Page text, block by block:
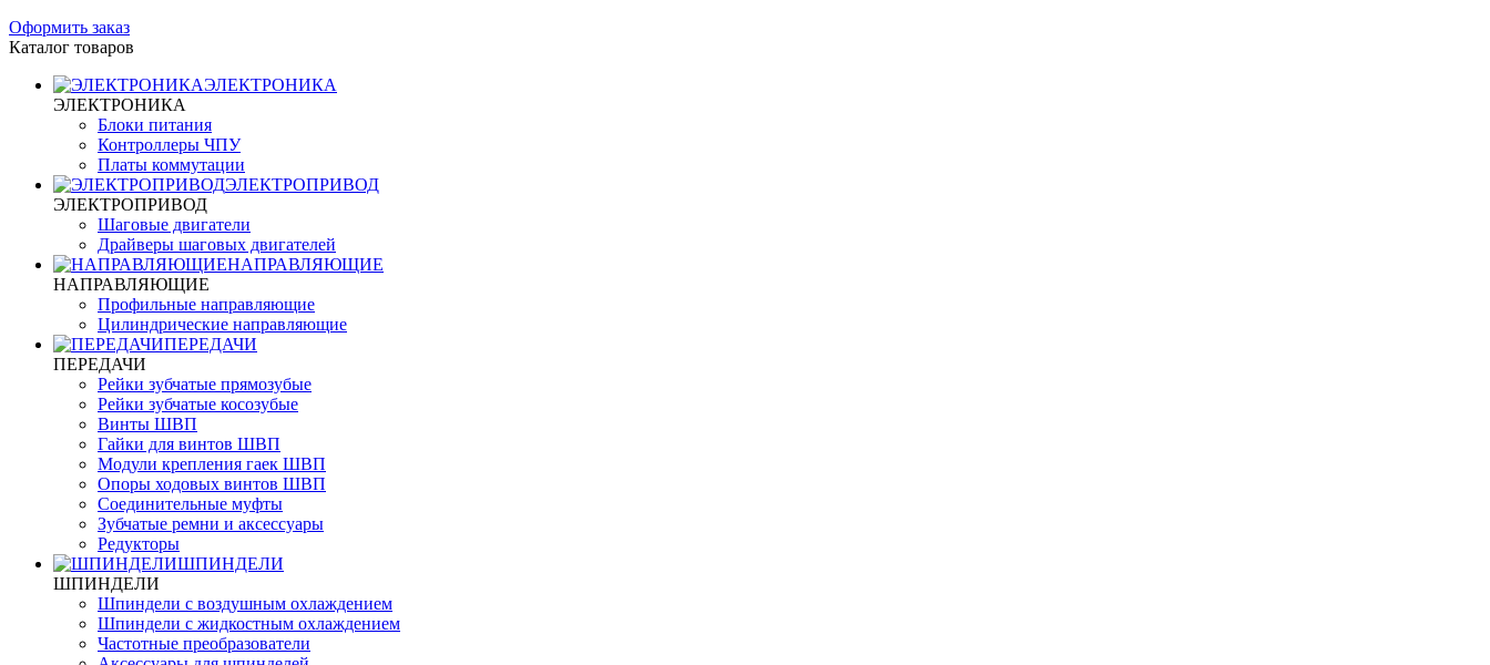
Оформить заказ
Каталог товаров
ЭЛЕКТРОНИКА
ЭЛЕКТРОНИКА
Блоки питания
Контроллеры ЧПУ
Платы коммутации
ЭЛЕКТРОПРИВОД
ЭЛЕКТРОПРИВОД
Шаговые двигатели
Драйверы шаговых двигателей
НАПРАВЛЯЮЩИЕ
НАПРАВЛЯЮЩИЕ
Профильные направляющие
Цилиндрические направляющие
ПЕРЕДАЧИ
ПЕРЕДАЧИ
Рейки зубчатые прямозубые
Рейки зубчатые косозубые
Винты ШВП
Гайки для винтов ШВП
Модули крепления гаек ШВП
Опоры ходовых винтов ШВП
Соединительные муфты
Зубчатые ремни и аксессуары
Редукторы
ШПИНДЕЛИ
ШПИНДЕЛИ
Шпиндели с воздушным охлаждением
Шпиндели с жидкостным охлаждением
Частотные преобразователи